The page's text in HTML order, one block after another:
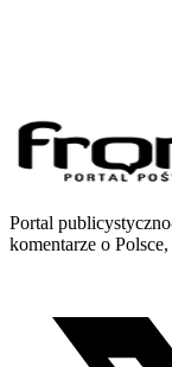
Portal
komentarze o